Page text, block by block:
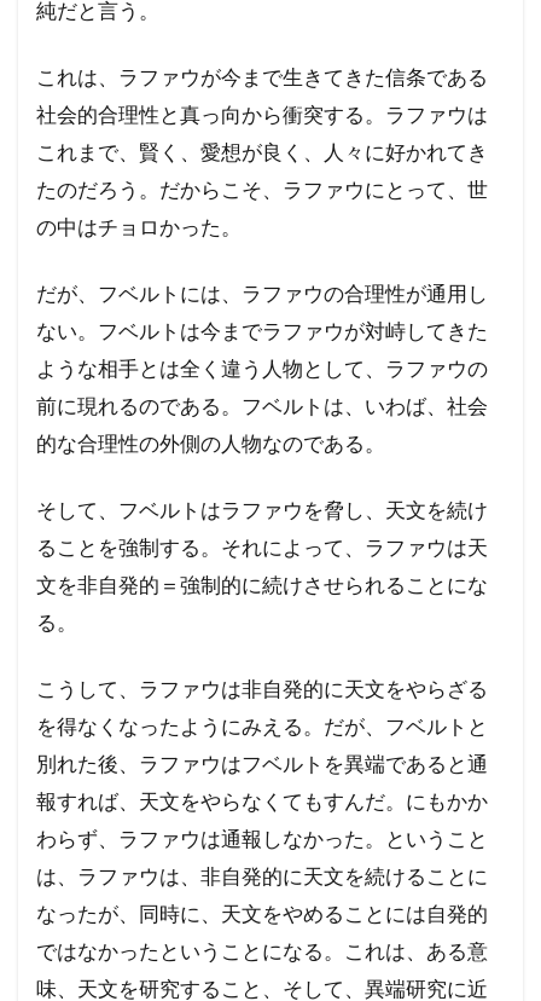
純だと言う。
これは、ラファウが今まで生きてきた信条である
社会的合理性と真っ向から衝突する。ラファウは
これまで、賢く、愛想が良く、人々に好かれてき
たのだろう。だからこそ、ラファウにとって、世
の中はチョロかった。
だが、フベルトには、ラファウの合理性が通用し
ない。フベルトは今までラファウが対峙してきた
ような相手とは全く違う人物として、ラファウの
前に現れるのである。フベルトは、いわば、社会
的な合理性の外側の人物なのである。
そして、フベルトはラファウを脅し、天文を続け
ることを強制する。それによって、ラファウは天
文を非自発的＝強制的に続けさせられることにな
る。
こうして、ラファウは非自発的に天文をやらざる
を得なくなったようにみえる。だが、フベルトと
別れた後、ラファウはフベルトを異端であると通
報すれば、天文をやらなくてもすんだ。にもかか
わらず、ラファウは通報しなかった。ということ
は、ラファウは、非自発的に天文を続けることに
なったが、同時に、天文をやめることには自発的
ではなかったということになる。これは、ある意
味、天文を研究すること、そして、異端研究に近